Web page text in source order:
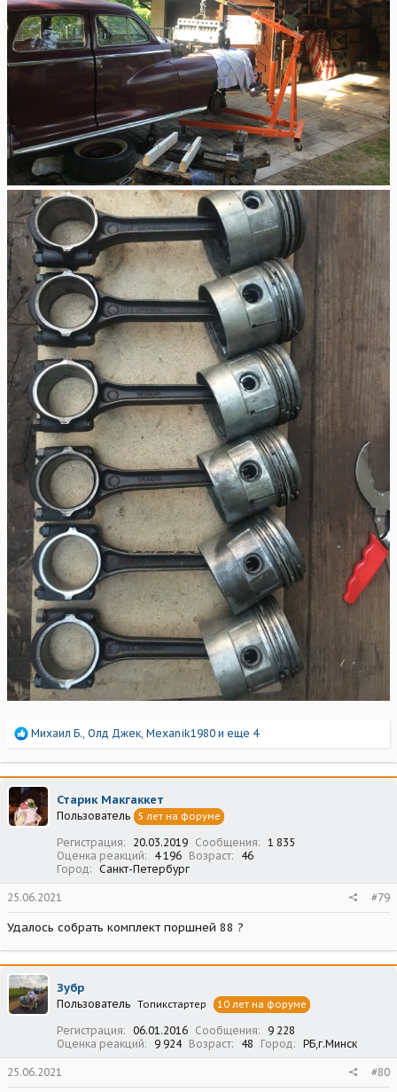
Р
а
к
ц
и
и
Михаил Б., Олд Джек, Mexanik1980 и еще 4
Старик Макгаккет
Пользователь 5 лет на форуме
Регистрация 20.03.2019 Сообщения
1 835
Оценка реакций
4 196 Возраст
46
Город
Санкт-Петербург
25.06.2021 #79
Удалось собрать комплект поршней 88 ?
Зубр
Пользователь Топикстартер 10 лет на форуме
Регистрация 06.01.2016 Сообщения
9 228
Оценка реакций
9 924 Возраст 48 Город РБ,г.Минск
25.06.2021 #80